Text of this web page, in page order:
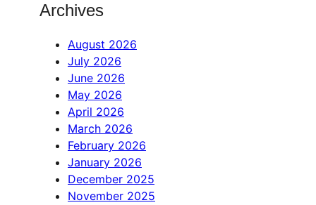
Archives
August 2026
July 2026
June 2026
May 2026
April 2026
March 2026
February 2026
January 2026
December 2025
November 2025